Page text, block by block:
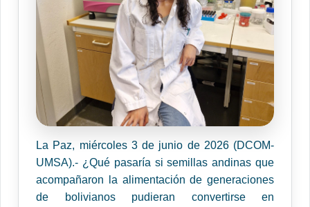
La Paz, miércoles 3 de junio de 2026 (DCOM-
UMSA).- ¿Qué pasaría si semillas andinas que
acompañaron la alimentación de generaciones
de bolivianos pudieran convertirse en